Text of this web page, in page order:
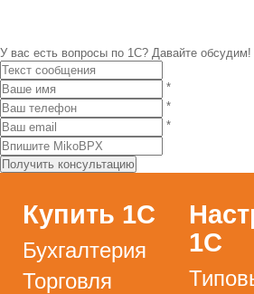
У вас есть вопросы по 1С? Давайте обсудим!
*
*
*
Купить 1С
Бухгалтерия
Торговля
1С